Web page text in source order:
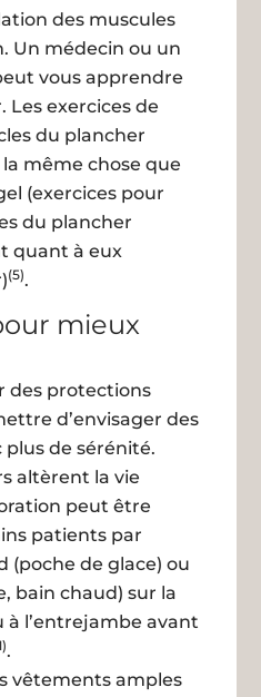
des muscules
Un médecin ou un
vous apprendre
exercices de
du plancher
même chose que
(exercices pour
du plancher
quant à eux
(5).
mieux
des protections
d’envisager des
de sérénité.
altèrent la vie
peut être
patients par
(poche de glace) ou
bain chaud) sur la
à l’entrejambe avant
.
vêtements amples